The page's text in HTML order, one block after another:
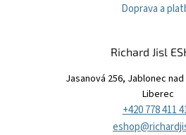
Doprava a
Richard Jisl
Jasanová 256, Jablonec
Liberec
+420 778 411